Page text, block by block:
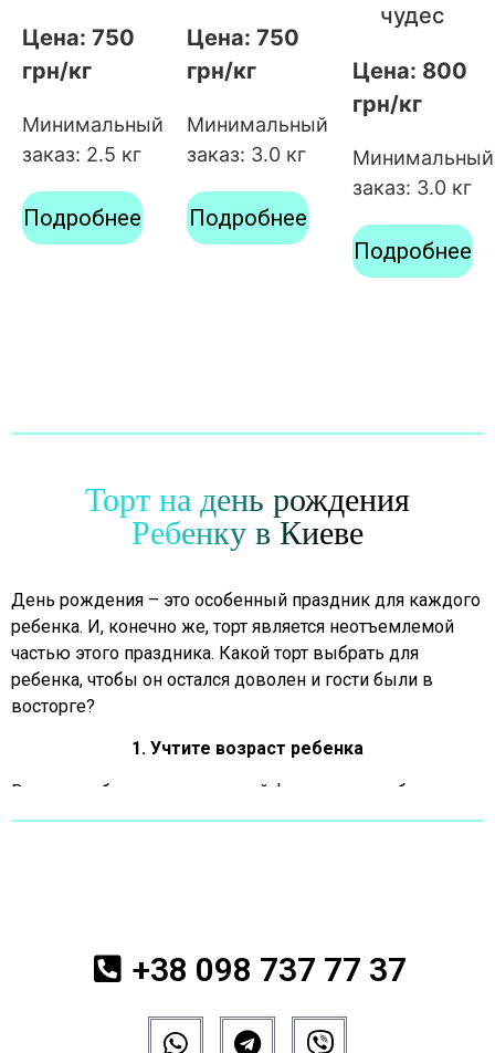
Цена: 750
грн/кг
Минимальный
заказ: 2.5 кг
Подробнее
Цена: 750
грн/кг
Минимальный
заказ: 3.0 кг
Подробнее
чудес
Цена: 800
грн/кг
Минимальный
заказ: 3.0 кг
Подробнее
Торт на день рождения
Ребенку в Киеве
День рождения – это особенный праздник для каждого
ребенка. И, конечно же, торт является неотъемлемой
частью этого праздника. Какой торт выбрать для
ребенка, чтобы он остался доволен и гости были в
восторге?
1. Учтите возраст ребенка
Возраст ребенка – это важный фактор при выборе
торта. Для маленьких детей лучше выбрать торт с
2. Выберите любимые вкусы ребенка
Некоторые дети любят шоколадные торты, другие –
+38 098 737 77 37